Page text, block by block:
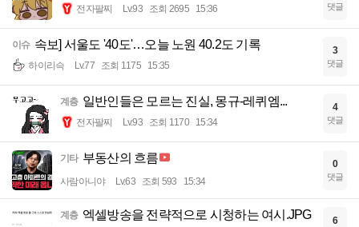
전자팔찌 Lv.93 조회 2695 15:36 댓글
이슈 속보] 서울도 '40도'…오늘 노원 40.2도 기록
하이리슥 Lv.77 조회 1175 15:35
3
댓글
계층 일반인들은 모르는 진실, 몽규-레퀴엠...
전자팔찌 Lv.93 조회 1170 15:34
4
댓글
기타 부동산의 흐름
사람아니야 Lv.63 조회 593 15:34
0
댓글
계층 엑셀방송을 전략적으로 시청하는 여시.JPG 6